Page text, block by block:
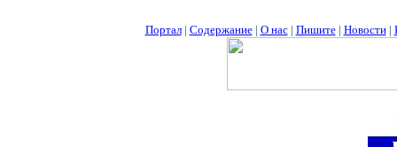
Портал| Содержание| О нас| Пишите| Новости|